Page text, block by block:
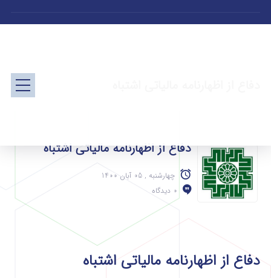
دفاع از اظهارنامه مالیاتی اشتباه
چهارشنبه , 05 آبان 1400
0 دیدگاه
دفاع از اظهارنامه مالیاتی اشتباه